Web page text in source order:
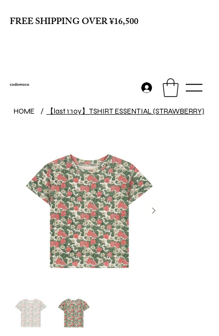
FREE SHIPPING OVER ¥16,500
codomoco
HOME / 【last 1:10y】TSHIRT ESSENTIAL (STRAWBERRY)